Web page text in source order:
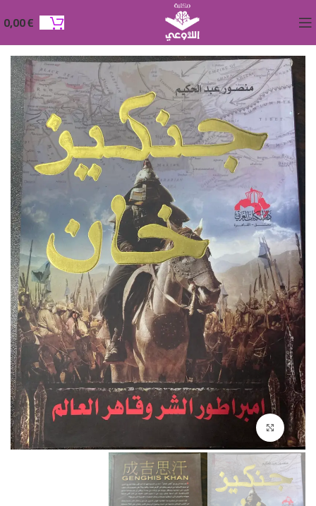
0,00€
Click to enlarge